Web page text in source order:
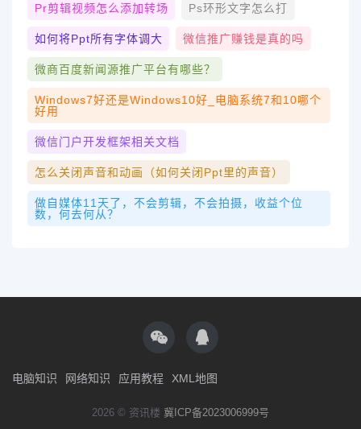
Pr剪辑视频怎么添加转场 Ps环形文字怎么打
如何将ppt所有字体调大 微信推广赚钱是真的吗
微商百度新闻源推广平台有哪些？
Windows7好还是windows10好_电脑系统7和10哪个
好用
微信门户开发框架相关文档
怎么关闭声音和动画（如何关闭ppt里的声音）
做自媒体11天了，不会剪辑，不会拍摄，收益个位
数，何去何从？
电脑知识 网络知识 应用教程 XML地图
2026 © 资讯楼 冀ICP备2023006999号